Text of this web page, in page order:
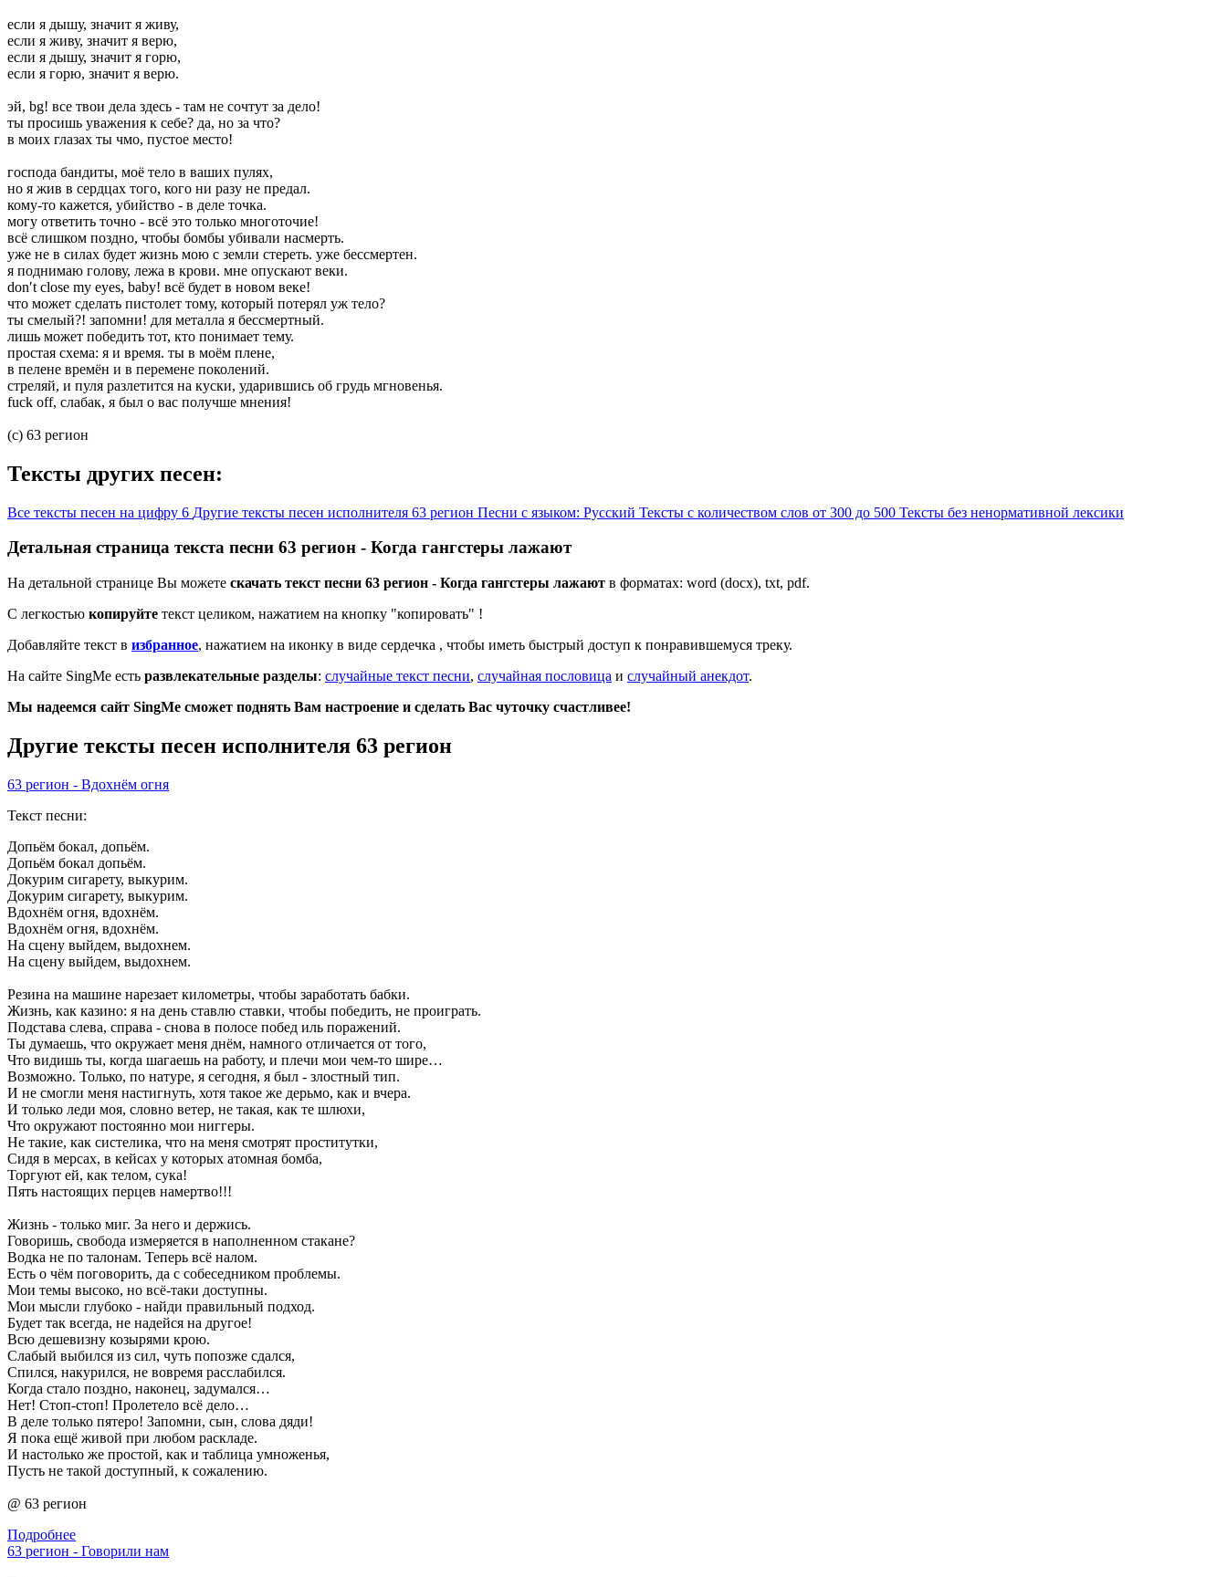
если я дышу, значит я живу,
если я живу, значит я верю,
если я дышу, значит я горю,
если я горю, значит я верю.
эй, bg! все твои дела здесь - там не сочтут за дело!
ты просишь уважения к себе? да, но за что?
в моих глазах ты чмо, пустое место!
господа бандиты, моё тело в ваших пулях,
но я жив в сердцах того, кого ни разу не предал.
кому-то кажется, убийство - в деле точка.
могу ответить точно - всё это только многоточие!
всё слишком поздно, чтобы бомбы убивали насмерть.
уже не в силах будет жизнь мою с земли стереть. уже бессмертен.
я поднимаю голову, лежа в крови. мне опускают веки.
don′t close my eyes, baby! всё будет в новом веке!
что может сделать пистолет тому, который потерял уж тело?
ты смелый?! запомни! для металла я бессмертный.
лишь может победить тот, кто понимает тему.
простая схема: я и время. ты в моём плене,
в пелене времён и в перемене поколений.
стреляй, и пуля разлетится на куски, ударившись об грудь мгновенья.
fuck off, слабак, я был о вас получше мнения!
(c) 63 регион
Тексты других песен:
Все тексты песен на цифру 6 Другие тексты песен исполнителя 63 регион Песни с языком: Русский Тексты с количеством слов от 300 до 500 Тексты без ненормативной лексики
Детальная страница текста песни 63 регион - Когда гангстеры лажают
На детальной странице Вы можете скачать текст песни 63 регион - Когда гангстеры лажают в форматах: word (docx), txt, pdf.
С легкостью копируйте текст целиком, нажатием на кнопку "копировать" !
Добавляйте текст в избранное, нажатием на иконку в виде сердечка , чтобы иметь быстрый доступ к понравившемуся треку.
На сайте SingMe есть развлекательные разделы: случайные текст песни, случайная пословица и случайный анекдот.
Мы надеемся сайт SingMe сможет поднять Вам настроение и сделать Вас чуточку счастливее!
Другие тексты песен исполнителя 63 регион
63 регион - Вдохнём огня
Текст песни:
Допьём бокал, допьём.
Допьём бокал допьём.
Докурим сигарету, выкурим.
Докурим сигарету, выкурим.
Вдохнём огня, вдохнём.
Вдохнём огня, вдохнём.
На сцену выйдем, выдохнем.
На сцену выйдем, выдохнем.
Резина на машине нарезает километры, чтобы заработать бабки.
Жизнь, как казино: я на день ставлю ставки, чтобы победить, не проиграть.
Подстава слева, справа - снова в полосе побед иль поражений.
Ты думаешь, что окружает меня днём, намного отличается от того,
Что видишь ты, когда шагаешь на работу, и плечи мои чем-то шире…
Возможно. Только, по натуре, я сегодня, я был - злостный тип.
И не смогли меня настигнуть, хотя такое же дерьмо, как и вчера.
И только леди моя, словно ветер, не такая, как те шлюхи,
Что окружают постоянно мои ниггеры.
Не такие, как систелика, что на меня смотрят проститутки,
Сидя в мерсах, в кейсах у которых атомная бомба,
Торгуют ей, как телом, сука!
Пять настоящих перцев намертво!!!
Жизнь - только миг. За него и держись.
Говоришь, свобода измеряется в наполненном стакане?
Водка не по талонам. Теперь всё налом.
Есть о чём поговорить, да с собеседником проблемы.
Мои темы высоко, но всё-таки доступны.
Мои мысли глубоко - найди правильный подход.
Будет так всегда, не надейся на другое!
Всю дешевизну козырями крою.
Слабый выбился из сил, чуть попозже сдался,
Спился, накурился, не вовремя расслабился.
Когда стало поздно, наконец, задумался…
Нет! Стоп-стоп! Пролетело всё дело…
В деле только пятеро! Запомни, сын, слова дяди!
Я пока ещё живой при любом раскладе.
И настолько же простой, как и таблица умноженья,
Пусть не такой доступный, к сожалению.
@ 63 регион
Подробнее
63 регион - Говорили нам